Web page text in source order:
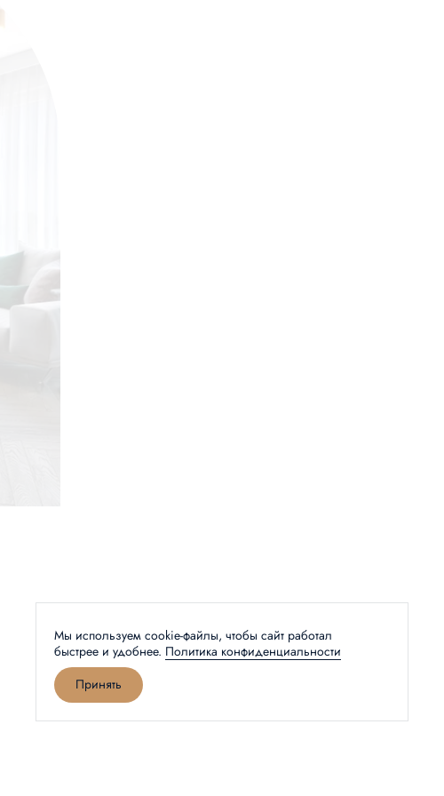
Мы используем cookie-файлы, чтобы сайт работал
быстрее и удобнее. Политика конфиденциальности
Принять